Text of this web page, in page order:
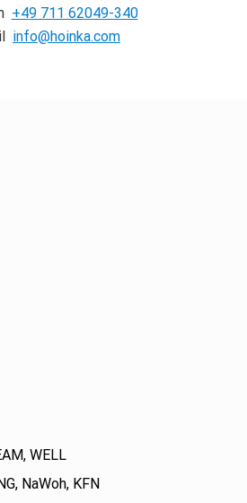
+49 711 62049-340
info@hoinka.com
WELL
NaWoh, KFN